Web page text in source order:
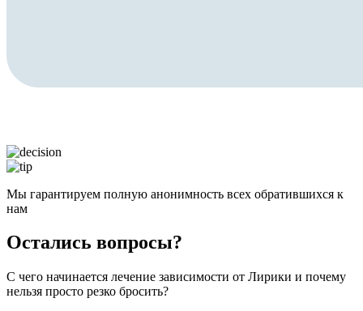
Мы гарантируем полную анонимность всех обратившихся к
нам
Остались вопросы?
С чего начинается лечение зависимости от Лирики и почему
нельзя просто резко бросить?